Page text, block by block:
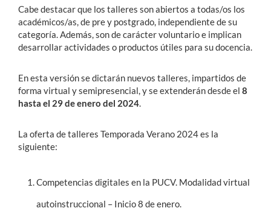
Cabe destacar que los talleres son abiertos a todas/os los
académicos/as, de pre y postgrado, independiente de su
categoría. Además, son de carácter voluntario e implican
desarrollar actividades o productos útiles para su docencia.
En esta versión se dictarán nuevos talleres, impartidos de
forma virtual y semipresencial, y se extenderán desde el 8
hasta el 29 de enero del 2024
La oferta de talleres Temporada Verano 2024 es la
siguiente:
Competencias digitales en la PUCV. Modalidad virtual
autoinstruccional – Inicio 8 de enero.